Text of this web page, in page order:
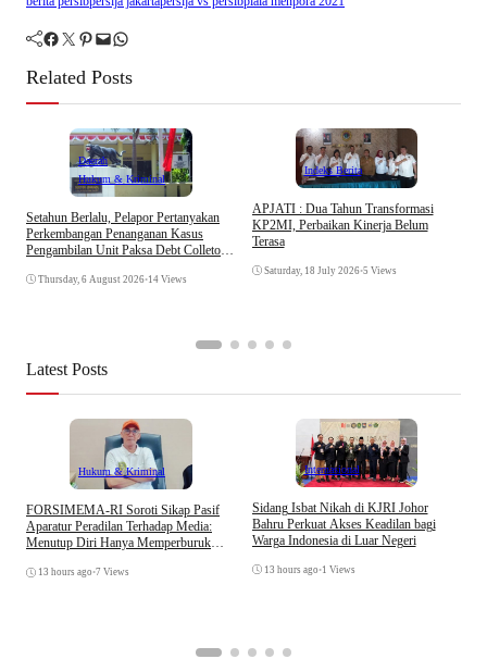
Facebook Twitter Pinterest Mail WhatsApp
Related Posts
Daerah
Hukum & Kriminal
Setahun Berlalu, Pelapor Pertanyakan
Perkembangan Penanganan Kasus
Pengambilan Unit Paksa Debt Colletor
Thursday, 6 August 2026•14 Views
Indeks Berita
APJATI : Dua Tahun Transformasi
KP2MI, Perbaikan Kinerja Belum
Terasa
Saturday, 18 July 2026•5 Views
Latest Posts
Hukum & Kriminal
​FORSIMEMA-RI Soroti Sikap Pasif
Aparatur Peradilan Terhadap Media:
Menutup Diri Hanya Memperburuk
13 hours ago •7 Views
Internasional
Sidang Isbat Nikah di KJRI Johor
Bahru Perkuat Akses Keadilan bagi
Warga Indonesia di Luar Negeri
13 hours ago •1 Views